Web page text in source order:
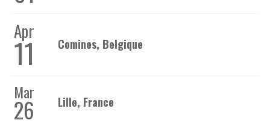
Apr
11 Comines, Belgique
Mar
26 Lille, France